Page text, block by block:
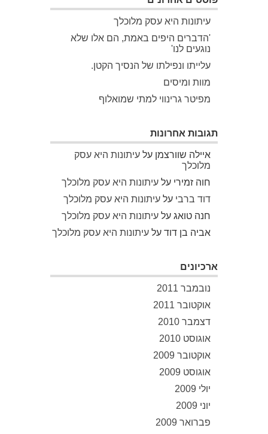
עיתונות היא עסק מלוכלך
'הדברים היפים באמת, הם אלו שלא
נוגעים לנו'
עלייתו ונפילתו של הנסיך הקטן.
מוות ומיסים
מפיטר גרינווי למתי שמואלוף
תגובות אחרונות
איילה שוורצמן על עיתונות היא עסק
מלוכלך
חוה זמירי על עיתונות היא עסק מלוכלך
דוד ברבי על עיתונות היא עסק מלוכלך
חנה טואג על עיתונות היא עסק מלוכלך
אביה בן דוד על עיתונות היא עסק מלוכלך
ארכיונים
נובמבר 2011
אוקטובר 2011
דצמבר 2010
אוגוסט 2010
אוקטובר 2009
אוגוסט 2009
יולי 2009
יוני 2009
פברואר 2009